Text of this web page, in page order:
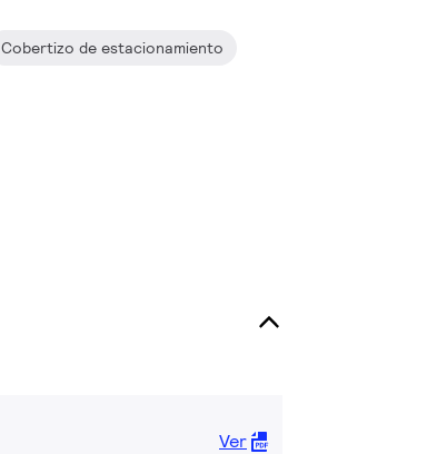
Cobertizo de estacionamiento
Ver